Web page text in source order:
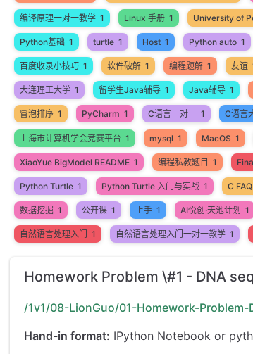
编译原理一对一教学 1 Linux 手册 1 University of
Python基础 1 turtle 1 Host 1 Python auto 1
百度收录小技巧 1 软件破解 1 编程题解 1 友谊
大连理工大学 1 留学生Java辅导 1 Java辅导 1
冒泡排序 1 PyCharm 1 C语言一对一 1 C语言
上海市计算机学会竞赛平台 1 mysql 1 MacOS 1
XiaoYue BigModel README 1 编程私教题目 1
Python Turtle 1 Python Turtle 入门与实战 1 C FAQ
数据挖掘 1 公开课 1 上手 1 AI悦创·天池计划 1
自然语言处理入门 1 自然语言处理入门一对一教学 1
Homework Problem \#1 - DNA
/1v1/08-LionGuo/01-Homework-
Hand-in format: IPython Notebook or